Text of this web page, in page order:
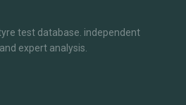
test database. independent
expert analysis.